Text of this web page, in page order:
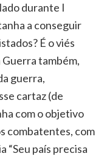
durante I
a conseguir
É o viés
também,
guerra,
cartaz (de
com o objetivo
combatentes, com
“Seu país precisa